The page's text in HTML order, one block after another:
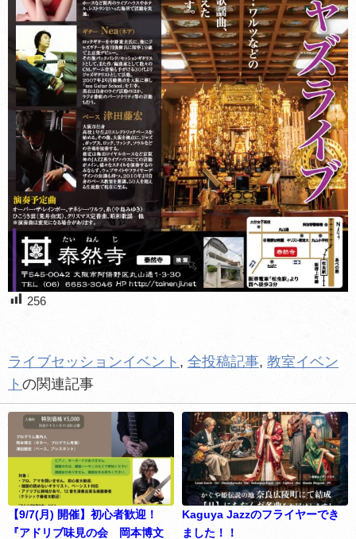
256
ライブセッションイベント , 全投稿記事, 教室イベン
ト の関連記事
【9/7(月) 開催】初心者歓迎！
『アドリブ味見の会 岡本博文
Kaguya Jazzのフライヤーでき
ました！！